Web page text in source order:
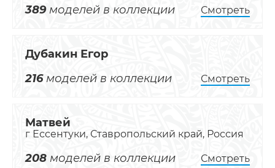
389моделей в коллекции Смотреть
Дубакин Егор
216моделей в коллекции Смотреть
Матвей
г Ессентуки, Ставропольский край, Россия
208 моделей в коллекции Смотреть